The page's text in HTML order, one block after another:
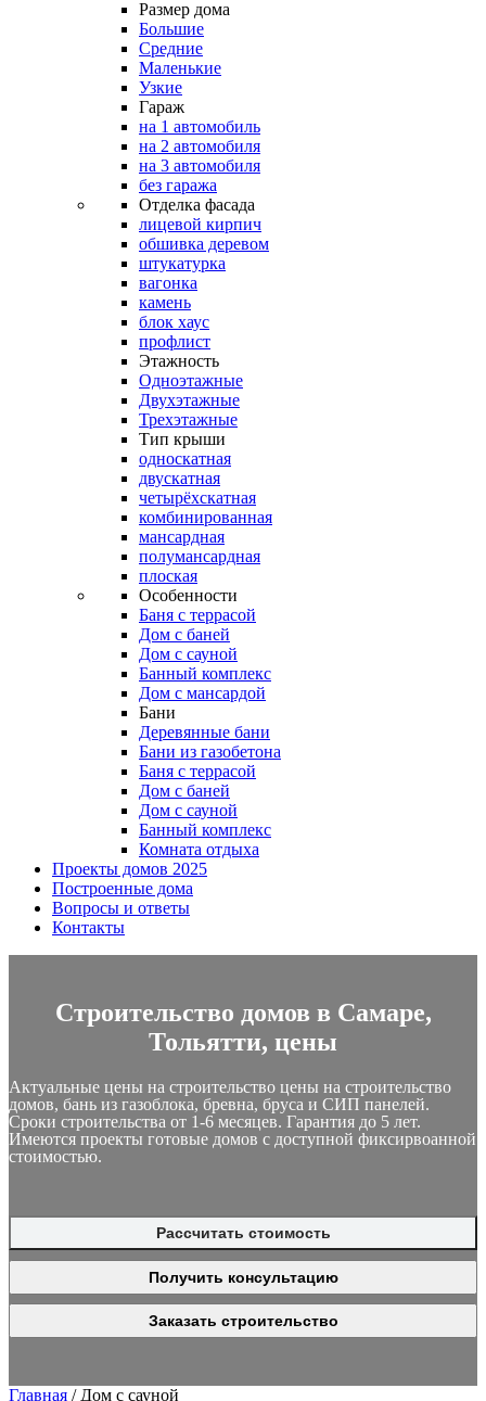
Размер дома
Большие
Средние
Маленькие
Узкие
Гараж
на 1 автомобиль
на 2 автомобиля
на 3 автомобиля
без гаража
Отделка фасада
лицевой кирпич
обшивка деревом
штукатурка
вагонка
камень
блок хаус
профлист
Этажность
Одноэтажные
Двухэтажные
Трехэтажные
Тип крыши
односкатная
двускатная
четырёхскатная
комбинированная
мансардная
полумансардная
плоская
Особенности
Баня с террасой
Дом с баней
Дом с сауной
Банный комплекс
Дом с мансардой
Бани
Деревянные бани
Бани из газобетона
Баня с террасой
Дом с баней
Дом с сауной
Банный комплекс
Комната отдыха
Проекты домов 2025
Построенные дома
Вопросы и ответы
Контакты
Строительство домов в Самаре,
Тольятти, цены
Актуальные цены на строительство цены на строительство
домов, бань из газоблока, бревна, бруса и СИП панелей.
Сроки строительства от 1-6 месяцев. Гарантия до 5 лет.
Имеются проекты готовые домов с доступной фиксирвоанной
стоимостью.
Рассчитать стоимость
Получить консультацию
Заказать строительство
Главная / Дом с сауной